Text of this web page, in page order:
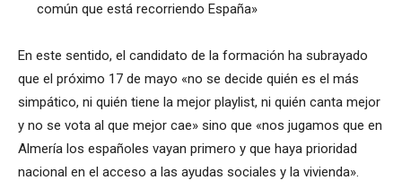
común que está recorriendo España»
En este sentido, el candidato de la formación ha subrayado
que el próximo 17 de mayo «no se decide quién es el más
simpático, ni quién tiene la mejor playlist, ni quién canta mejor
y no se vota al que mejor cae» sino que «nos jugamos que en
Almería los españoles vayan primero y que haya prioridad
nacional en el acceso a las ayudas sociales y la vivienda».